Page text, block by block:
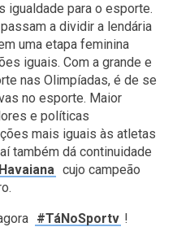
igualdade para o esporte.
a dividir a lendária
uma etapa feminina
iguais. Com a grande e
nas Olimpíadas, é de se
no esporte. Maior
e políticas
mais iguais às atletas
também dá continuidade
cujo campeão
#TáNoSportv !